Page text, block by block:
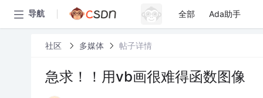
导航 全部 Ada助手
社区 多媒体 帖子详情
急求！！用vb画很难得函数图像